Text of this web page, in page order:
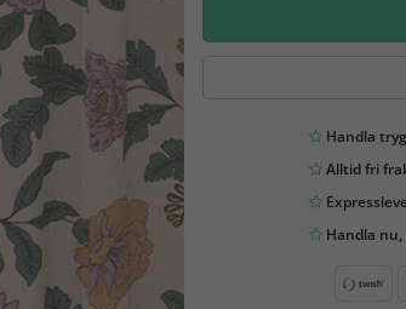
Handla
Alltid fri
Handla nu,